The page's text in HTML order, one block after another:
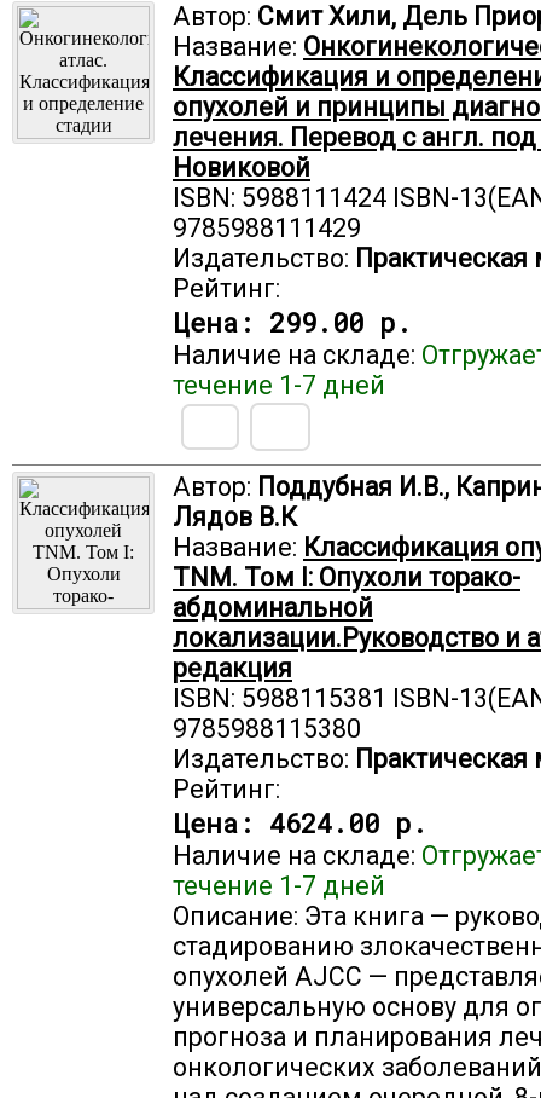
Автор: Смит Хили, Дель
Название:
Классификация и
опухолей и принципы
лечения. Перевод с англ. под
Новиковой
ISBN: 5988111424 ISBN-
9785988111429
Издательство:
Рейтинг:
Цена: 299.00 р.
Наличие на складе:
течение 1-7 дней
Автор: Поддубная И.В.,
Лядов В.К
Название: Классификация
TNM. Том I: Опухоли торако-
абдоминальной
локализации.Руководство и
редакция
ISBN: 5988115381 ISBN-
9785988115380
Издательство:
Рейтинг:
Цена: 4624.00 р.
Наличие на складе:
течение 1-7 дней
Описание: Эта книга —
стадированию
опухолей AJCC —
универсальную основу для
прогноза и планирования
онкологических